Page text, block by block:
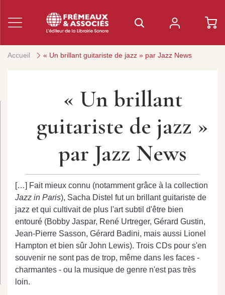
Accueil « Un brillant guitariste de jazz » par Jazz News
« Un brillant
guitariste de jazz »
par Jazz News
[…] Fait mieux connu (notamment grâce à la collection
Jazz in Paris), Sacha Distel fut un brillant guitariste de
jazz et qui cultivait de plus l'art subtil d'être bien
entouré (Bobby Jaspar, René Urtreger, Gérard Gustin,
Jean-Pierre Sasson, Gérard Badini, mais aussi Lionel
Hampton et bien sûr John Lewis). Trois CDs pour s'en
souvenir ne sont pas de trop, même dans les faces -
charmantes - ou la musique de genre n'est pas très
loin.